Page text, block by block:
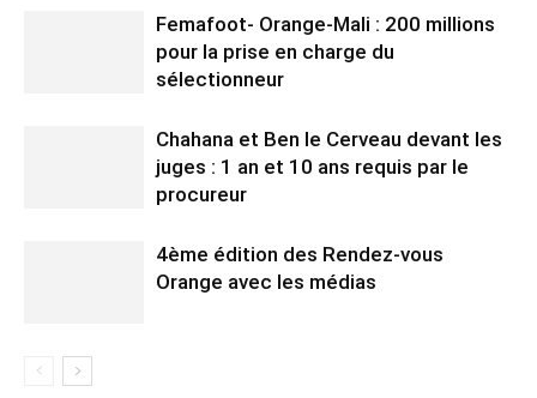
Femafoot- Orange-Mali : 200 millions
pour la prise en charge du
sélectionneur
Chahana et Ben le Cerveau devant les
juges : 1 an et 10 ans requis par le
procureur
4ème édition des Rendez-vous
Orange avec les médias